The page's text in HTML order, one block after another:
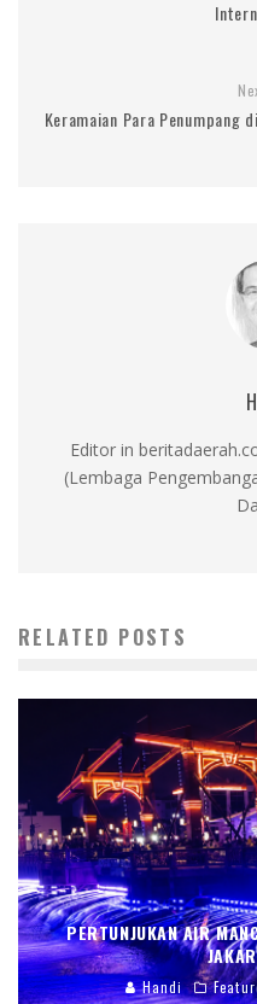
Keramaian Para Penumpang
Editor in
(Lembaga
RELATED POSTS
PERTUNJUKAN AIR
Handi